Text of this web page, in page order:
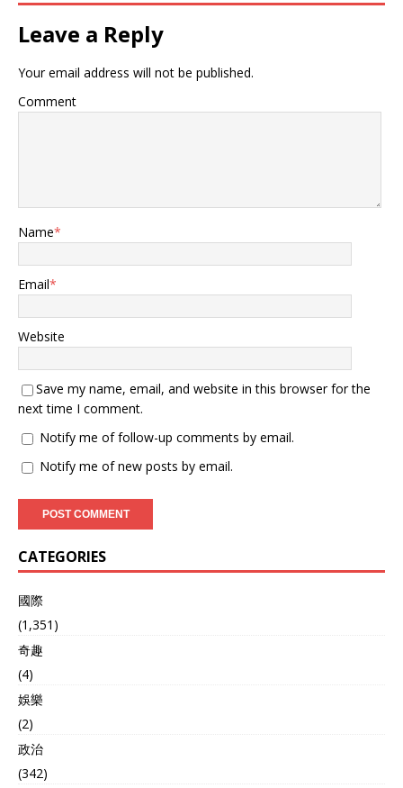
Leave a Reply
Your email address will not be published.
Comment
Name*
Email*
Website
Save my name, email, and website in this browser for the
next time I comment.
Notify me of follow-up comments by email.
Notify me of new posts by email.
CATEGORIES
國際
(1,351)
奇趣
(4)
娛樂
(2)
政治
(342)